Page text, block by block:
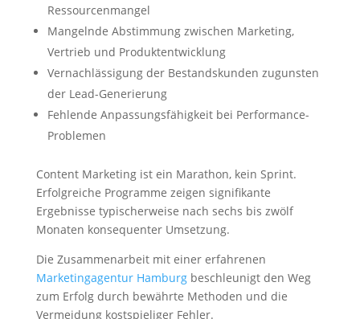
Ressourcenmangel
Mangelnde Abstimmung zwischen Marketing,
Vertrieb und Produktentwicklung
Vernachlässigung der Bestandskunden zugunsten
der Lead-Generierung
Fehlende Anpassungsfähigkeit bei Performance-
Problemen
Content Marketing ist ein Marathon, kein Sprint.
Erfolgreiche Programme zeigen signifikante
Ergebnisse typischerweise nach sechs bis zwölf
Monaten konsequenter Umsetzung.
Die Zusammenarbeit mit einer erfahrenen
Marketingagentur Hamburgbeschleunigt den Weg
zum Erfolg durch bewährte Methoden und die
Vermeidung kostspieliger Fehler.